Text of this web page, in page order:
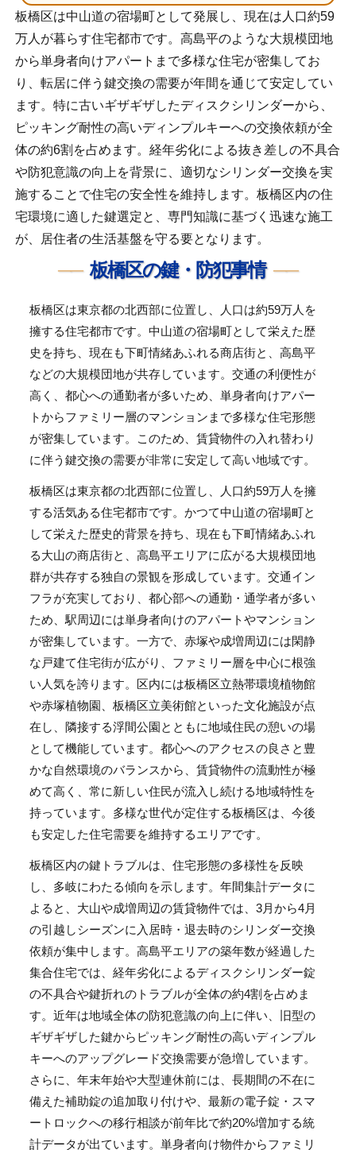
板橋区は中山道の宿場町として発展し、現在は人口約59
万人が暮らす住宅都市です。高島平のような大規模団地
から単身者向けアパートまで多様な住宅が密集してお
り、転居に伴う鍵交換の需要が年間を通じて安定してい
ます。特に古いギザギザしたディスクシリンダーから、
ピッキング耐性の高いディンプルキーへの交換依頼が全
体の約6割を占めます。経年劣化による抜き差しの不具合
や防犯意識の向上を背景に、適切なシリンダー交換を実
施することで住宅の安全性を維持します。板橋区内の住
宅環境に適した鍵選定と、専門知識に基づく迅速な施工
が、居住者の生活基盤を守る要となります。
板橋区の鍵・防犯事情
板橋区は東京都の北西部に位置し、人口は約59万人を
擁する住宅都市です。中山道の宿場町として栄えた歴
史を持ち、現在も下町情緒あふれる商店街と、高島平
などの大規模団地が共存しています。交通の利便性が
高く、都心への通勤者が多いため、単身者向けアパー
トからファミリー層のマンションまで多様な住宅形態
が密集しています。このため、賃貸物件の入れ替わり
に伴う鍵交換の需要が非常に安定して高い地域です。
板橋区は東京都の北西部に位置し、人口約59万人を擁
する活気ある住宅都市です。かつて中山道の宿場町と
して栄えた歴史的背景を持ち、現在も下町情緒あふれ
る大山の商店街と、高島平エリアに広がる大規模団地
群が共存する独自の景観を形成しています。交通イン
フラが充実しており、都心部への通勤・通学者が多い
ため、駅周辺には単身者向けのアパートやマンション
が密集しています。一方で、赤塚や成増周辺には閑静
な戸建て住宅街が広がり、ファミリー層を中心に根強
い人気を誇ります。区内には板橋区立熱帯環境植物館
や赤塚植物園、板橋区立美術館といった文化施設が点
在し、隣接する浮間公園とともに地域住民の憩いの場
として機能しています。都心へのアクセスの良さと豊
かな自然環境のバランスから、賃貸物件の流動性が極
めて高く、常に新しい住民が流入し続ける地域特性を
持っています。多様な世代が定住する板橋区は、今後
も安定した住宅需要を維持するエリアです。
板橋区内の鍵トラブルは、住宅形態の多様性を反映
し、多岐にわたる傾向を示します。年間集計データに
よると、大山や成増周辺の賃貸物件では、3月から4月
の引越しシーズンに入居時・退去時のシリンダー交換
依頼が集中します。高島平エリアの築年数が経過した
集合住宅では、経年劣化によるディスクシリンダー錠
の不具合や鍵折れのトラブルが全体の約4割を占めま
す。近年は地域全体の防犯意識の向上に伴い、旧型の
ギザギザした鍵からピッキング耐性の高いディンプル
キーへのアップグレード交換需要が急増しています。
さらに、年末年始や大型連休前には、長期間の不在に
備えた補助錠の追加取り付けや、最新の電子錠・スマ
ートロックへの移行相談が前年比で約20%増加する統
計データが出ています。単身者向け物件からファミリ